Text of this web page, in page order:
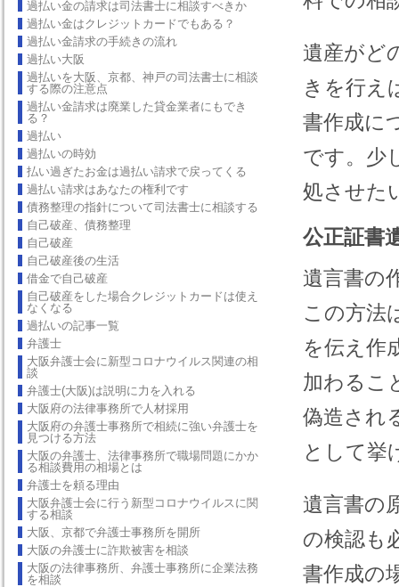
過払い金の請求は司法書士に相談すべきか
過払い金はクレジットカードでもある？
過払い金請求の手続きの流れ
過払い大阪
過払いを大阪、京都、神戸の司法書士に相談
する際の注意点
過払い金請求は廃業した貸金業者にもでき
る？
過払い
過払いの時効
払い過ぎたお金は過払い請求で戻ってくる
過払い請求はあなたの権利です
債務整理の指針について司法書士に相談する
自己破産、債務整理
自己破産
自己破産後の生活
借金で自己破産
自己破産をした場合クレジットカードは使え
なくなる
過払いの記事一覧
弁護士
大阪弁護士会に新型コロナウイルス関連の相
談
弁護士(大阪)は説明に力を入れる
大阪府の法律事務所で人材採用
大阪府の弁護士事務所で相続に強い弁護士を
見つける方法
大阪の弁護士、法律事務所で職場問題にかか
る相談費用の相場とは
弁護士を頼る理由
大阪弁護士会に行う新型コロナウイルスに関
する相談
大阪、京都で弁護士事務所を開所
大阪の弁護士に詐欺被害を相談
大阪の法律事務所、弁護士事務所に企業法務
を相談
遺産がど
きを行え
書作成に
です。少
処させた
公正証書
遺言書の
この方法
を伝え作
加わるこ
偽造され
として挙
遺言書の
の検認も
書作成の